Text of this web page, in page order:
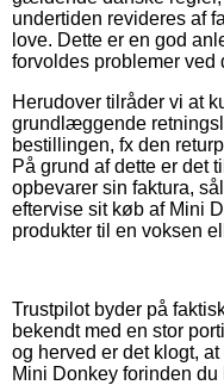
undertiden revideres af
love. Dette er en god
forvoldes problemer ved
Herudover tilråder vi at
grundlæggende
bestillingen, fx den
På grund af dette er det
opbevarer sin faktura,
eftervise sit køb af Mini
produkter til en voksen
Trustpilot byder på
bekendt med en stor
og herved er det klogt,
Mini Donkey forinden du